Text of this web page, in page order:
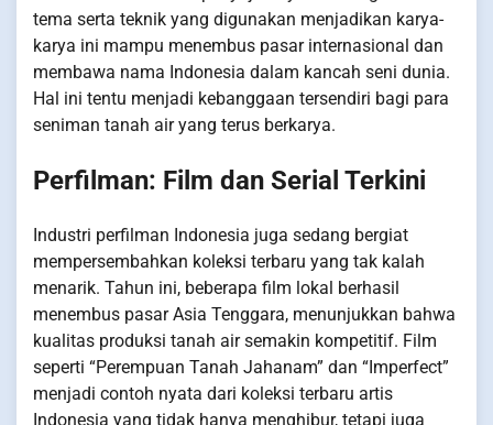
tema serta teknik yang digunakan menjadikan karya-
karya ini mampu menembus pasar internasional dan
membawa nama Indonesia dalam kancah seni dunia.
Hal ini tentu menjadi kebanggaan tersendiri bagi para
seniman tanah air yang terus berkarya.
Perfilman: Film dan Serial Terkini
Industri perfilman Indonesia juga sedang bergiat
mempersembahkan koleksi terbaru yang tak kalah
menarik. Tahun ini, beberapa film lokal berhasil
menembus pasar Asia Tenggara, menunjukkan bahwa
kualitas produksi tanah air semakin kompetitif. Film
seperti “Perempuan Tanah Jahanam” dan “Imperfect”
menjadi contoh nyata dari koleksi terbaru artis
Indonesia yang tidak hanya menghibur, tetapi juga